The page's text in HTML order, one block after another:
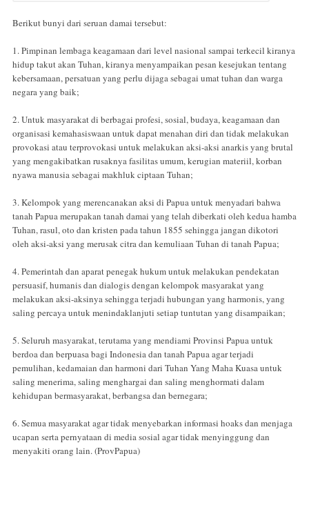
Berikut bunyi dari seruan damai tersebut:
1. Pimpinan lembaga keagamaan dari level nasional sampai terkecil kiranya
hidup takut akan Tuhan, kiranya menyampaikan pesan kesejukan tentang
kebersamaan, persatuan yang perlu dijaga sebagai umat tuhan dan warga
negara yang baik;
2. Untuk masyarakat di berbagai profesi, sosial, budaya, keagamaan dan
organisasi kemahasiswaan untuk dapat menahan diri dan tidak melakukan
provokasi atau terprovokasi untuk melakukan aksi-aksi anarkis yang brutal
yang mengakibatkan rusaknya fasilitas umum, kerugian materiil, korban
nyawa manusia sebagai makhluk ciptaan Tuhan;
3. Kelompok yang merencanakan aksi di Papua untuk menyadari bahwa
tanah Papua merupakan tanah damai yang telah diberkati oleh kedua hamba
Tuhan, rasul, oto dan kristen pada tahun 1855 sehingga jangan dikotori
oleh aksi-aksi yang merusak citra dan kemuliaan Tuhan di tanah Papua;
4. Pemerintah dan aparat penegak hukum untuk melakukan pendekatan
persuasif, humanis dan dialogis dengan kelompok masyarakat yang
melakukan aksi-aksinya sehingga terjadi hubungan yang harmonis, yang
saling percaya untuk menindaklanjuti setiap tuntutan yang disampaikan;
5. Seluruh masyarakat, terutama yang mendiami Provinsi Papua untuk
berdoa dan berpuasa bagi Indonesia dan tanah Papua agar terjadi
pemulihan, kedamaian dan harmoni dari Tuhan Yang Maha Kuasa untuk
saling menerima, saling menghargai dan saling menghormati dalam
kehidupan bermasyarakat, berbangsa dan bernegara;
6. Semua masyarakat agar tidak menyebarkan informasi hoaks dan menjaga
ucapan serta pernyataan di media sosial agar tidak menyinggung dan
menyakiti orang lain. (ProvPapua)